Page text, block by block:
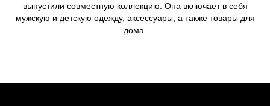
выпустили совместную коллекцию. Она включает в себя
мужскую и детскую одежду, аксессуары, а также товары для
дома.